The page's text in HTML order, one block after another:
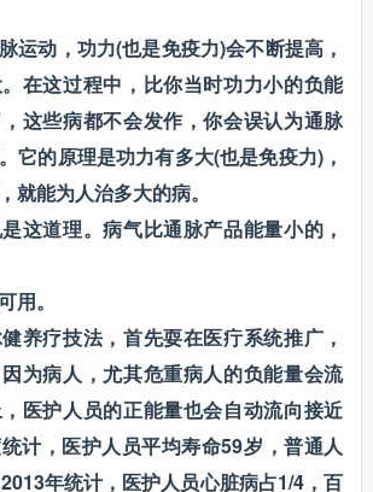
运动，功力(也是免疫力)会不断提高，
在这过程中，比你当时功力小的负能
这些病都不会发作，你会误认为通脉
它的原理是功力有多大(也是免疫力)，
就能为人治多大的病。
这道理。病气比通脉产品能量小的，
用。
养疗技法，首先耍在医疔系统推广，
为病人，尤其危重病人的负能量会流
医护人员的正能量也会自动流向接近
计，医护人员平均寿命59岁，普通人
年统计，医护人员心脏病占1/4，百